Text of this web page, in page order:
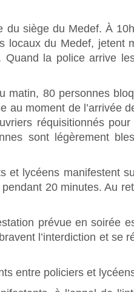
du siège du Medef. À
locaux du Medef, jetent
Quand la police arrive
80 per­son­nes
au moment de l’arri­vée
réqui­si­tion­nés
sont légè­re­ment
et lycéens mani­fes­tent
20 minu­tes. Au
prévue en soirée
l’inter­dic­tion et se
entre poli­ciers et